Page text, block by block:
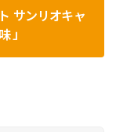
サンリオキャ
」